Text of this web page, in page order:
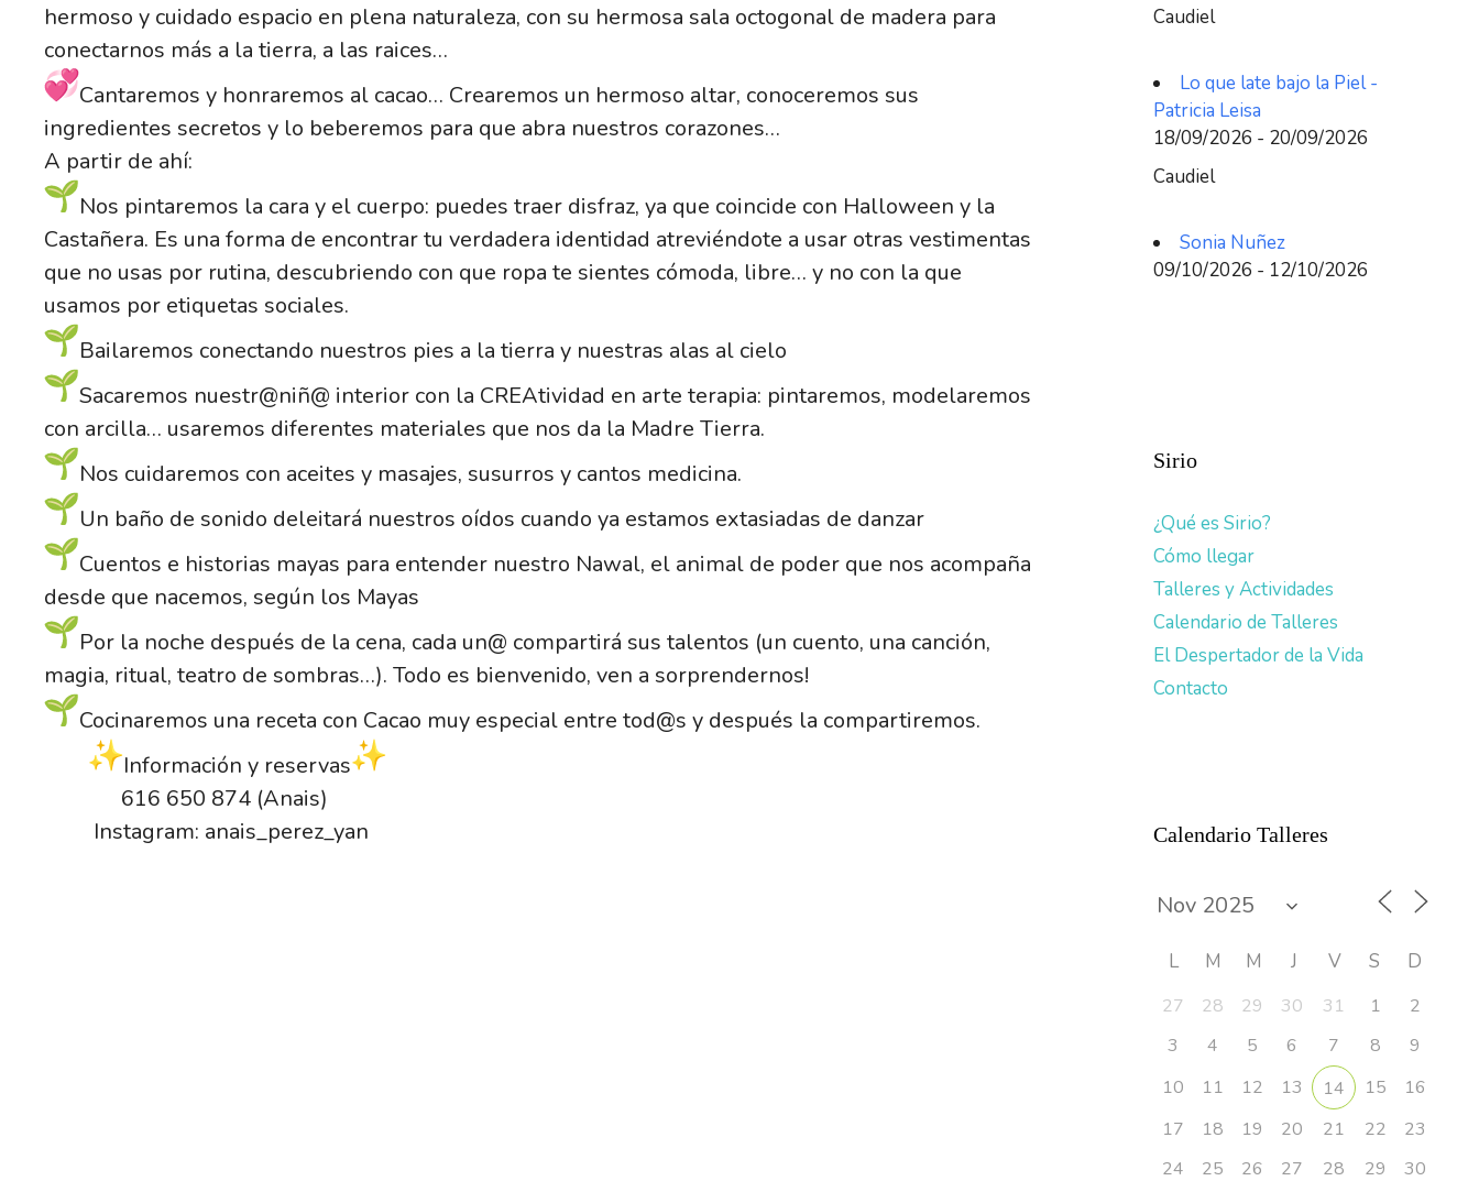
hermoso y cuidado espacio en plena naturaleza, con su hermosa sala octogonal de madera para
conectarnos más a la tierra, a las raices…
Cantaremos y honraremos al cacao… Crearemos un hermoso altar, conoceremos sus
ingredientes secretos y lo beberemos para que abra nuestros corazones…
A partir de ahí:
Nos pintaremos la cara y el cuerpo: puedes traer disfraz, ya que coincide con Halloween y la
Castañera. Es una forma de encontrar tu verdadera identidad atreviéndote a usar otras vestimentas
que no usas por rutina, descubriendo con que ropa te sientes cómoda, libre… y no con la que
usamos por etiquetas sociales.
Bailaremos conectando nuestros pies a la tierra y nuestras alas al cielo
Sacaremos nuestr@niñ@ interior con la CREAtividad en arte terapia: pintaremos, modelaremos
con arcilla… usaremos diferentes materiales que nos da la Madre Tierra.
Nos cuidaremos con aceites y masajes, susurros y cantos medicina.
Un baño de sonido deleitará nuestros oídos cuando ya estamos extasiadas de danzar
Cuentos e historias mayas para entender nuestro Nawal, el animal de poder que nos acompaña
desde que nacemos, según los Mayas
Por la noche después de la cena, cada un@ compartirá sus talentos (un cuento, una canción,
magia, ritual, teatro de sombras…). Todo es bienvenido, ven a sorprendernos!
Cocinaremos una receta con Cacao muy especial entre tod@s y después la compartiremos.
Información y reservas
616 650 874 (Anais)
Instagram: anais_perez_yan
Caudiel
Lo que late bajo la Piel -
Patricia Leisa
18/09/2026 - 20/09/2026
Caudiel
Sonia Nuñez
09/10/2026 - 12/10/2026
Sirio
¿Qué es Sirio?
Cómo llegar
Talleres y Actividades
Calendario de Talleres
El Despertador de la Vida
Contacto
Calendario Talleres
L M M J V S D
27 28 29 30 31 1
2
3
4 5 6 7 8
9
10
11 12 13 14 15
16
17
18 19 20 21 22
23
24
25 26 27 28 29 30